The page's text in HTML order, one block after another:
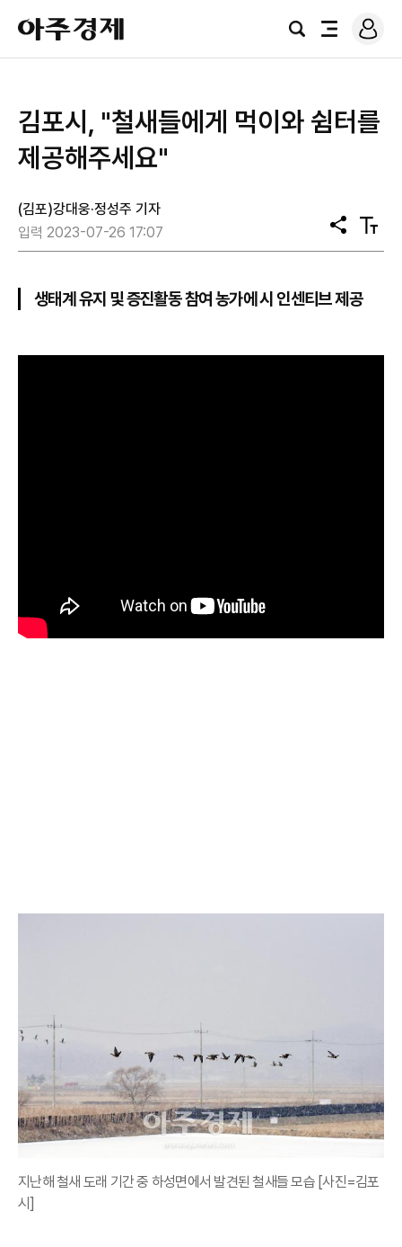
아
주
경
검
전
로
그
김포시, "철새들에게 먹이와 쉼터를
제공해주세요"
(김포)강대웅·정성주 기자
입력 2023-07-26 17:07
공
유
텍
스
생태계 유지 및 증진활동 참여 농가에 시 인센티브 제공
지난해 철새 도래 기간 중 하성면에서 발견된 철새들 모습 [사진=김포
시]